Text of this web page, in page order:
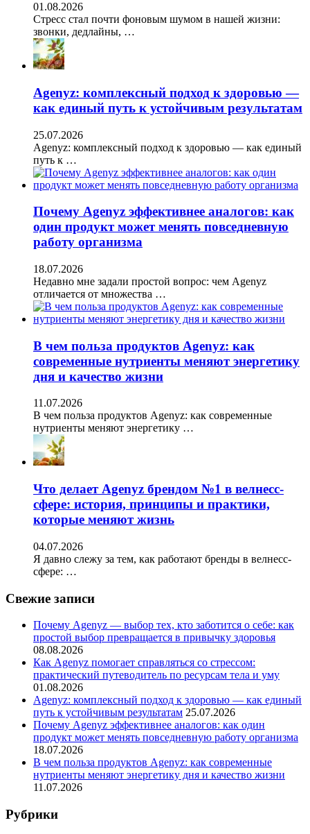
01.08.2026
Стресс стал почти фоновым шумом в нашей жизни:
звонки, дедлайны, …
Agenyz: комплексный подход к здоровью —
как единый путь к устойчивым результатам
25.07.2026
Agenyz: комплексный подход к здоровью — как единый
путь к …
Почему Agenyz эффективнее аналогов: как
один продукт может менять повседневную
работу организма
18.07.2026
Недавно мне задали простой вопрос: чем Agenyz
отличается от множества …
В чем польза продуктов Agenyz: как
современные нутриенты меняют энергетику
дня и качество жизни
11.07.2026
В чем польза продуктов Agenyz: как современные
нутриенты меняют энергетику …
Что делает Agenyz брендом №1 в велнесс-
сфере: история, принципы и практики,
которые меняют жизнь
04.07.2026
Я давно слежу за тем, как работают бренды в велнесс-
сфере: …
Свежие записи
Почему Agenyz — выбор тех, кто заботится о себе: как
простой выбор превращается в привычку здоровья
08.08.2026
Как Agenyz помогает справляться со стрессом:
практический путеводитель по ресурсам тела и уму
01.08.2026
Agenyz: комплексный подход к здоровью — как единый
путь к устойчивым результатам 25.07.2026
Почему Agenyz эффективнее аналогов: как один
продукт может менять повседневную работу организма
18.07.2026
В чем польза продуктов Agenyz: как современные
нутриенты меняют энергетику дня и качество жизни
11.07.2026
Рубрики